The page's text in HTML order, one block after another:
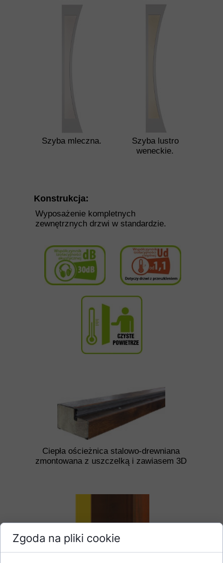
Szyba lustro
weneckie.
Szyba mleczna.
Wyposażenie kompletnych
zewnętrznych drzwi w standardzie.
Ciepła ościeżnica stalowo-drewniana
zmontowana z uszczelką i zawiasem 3D
Konstrukcja:
Zgoda na pliki cookie